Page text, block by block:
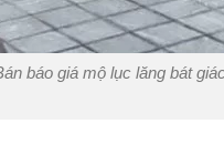
báo giá mộ lục lăng bát